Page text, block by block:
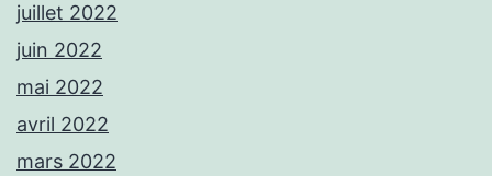
juillet 2022
juin 2022
mai 2022
avril 2022
mars 2022